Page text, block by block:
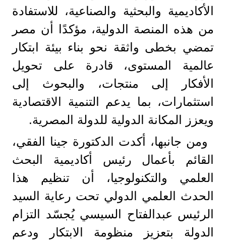
الأكاديمية والبحثية والصناعية، للاستفادة
من هذه المنصة الدولية، مؤكدًا أن مصر
تمضي بخطى واثقة نحو بناء بيئة ابتكار
عالمية المستوى، قادرة على تحويل
الأفكار إلى منتجات، والبحوث إلى
استثمارات، بما يدعم التنمية الاقتصادية
ويعزز المكانة الدولية للدولة المصرية.
ومن جانبها، أكدت الدكتورة جينا الفقي،
القائم بأعمال رئيس أكاديمية البحث
العلمي والتكنولوجيا، أن تنظيم هذا
الحدث العلمي الدولي تحت رعاية السيد
الرئيس عبدالفتاح السيسي يُجسّد التزام
الدولة بتعزيز منظومة الابتكار ودعم